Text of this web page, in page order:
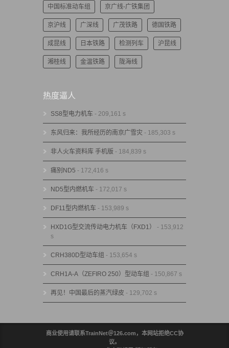
中国标准动车组 京广线-广铁集团
京沪线 广深线 广茂铁路 德国铁路
成昆线 日本铁路 检测列车 沪昆线
湘桂线 金温铁路 陇海线
热度逼人
SS8型电力机车 - 209,161 s
东风归来：我所经历的南京广雪灾 - 185,303 s
非人火车资料库 手机版 - 184,839 s
痛别ND5 - 172,416 s
ND5型内燃机车 - 172,017 s
DF11型内燃机车 - 153,989 s
HXD1G型交流传动电力机车（FXD1）
- 153,912
s
CRH380D型动车组 - 153,654 s
CRH1A-A（ZEFIRO 250）型动车组 - 150,867 s
再见！中国最后的蒸汽绿皮 - 129,702 s
商业使用请联系TrainNet＠126.com，本网站拒绝CC协
议。